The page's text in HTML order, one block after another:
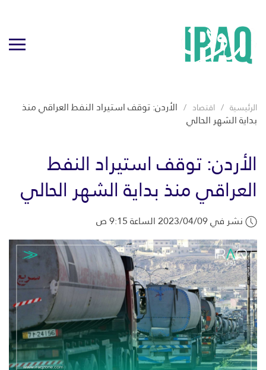
الرئيسية اقتصاد الأردن: توقف استيراد النفط العراقي منذ
بداية الشهر الحالي
الأردن: توقف استيراد النفط
العراقي منذ بداية الشهر الحالي
نشر في 2023/04/09 الساعة 9:15 ص